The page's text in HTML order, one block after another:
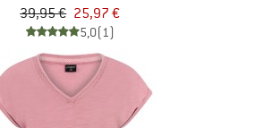
39,95 € 25,97 €
5,0(1)